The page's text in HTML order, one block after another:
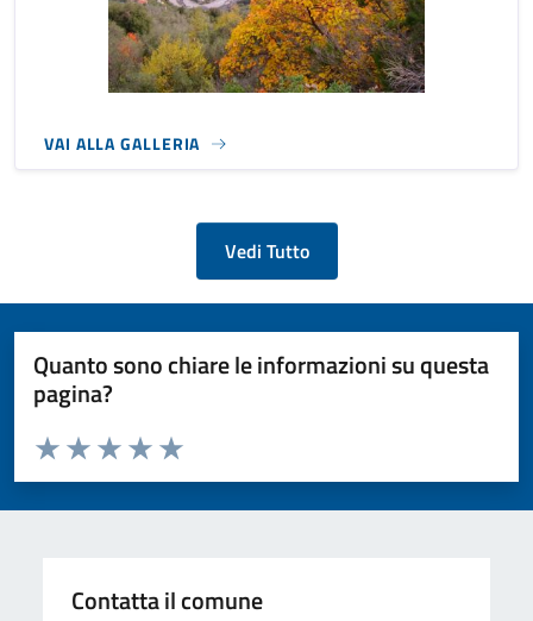
VAI ALLA GALLERIA
Vedi Tutto
Quanto sono chiare le informazioni su questa
pagina?
Valuta da 1 a 5 stelle la pagina
Valuta 5 stelle su 5
Valuta 4 stelle su 5
Valuta 3 stelle su 5
Valuta 2 stelle su 5
Valuta 1 stelle su 5
Contatta il comune